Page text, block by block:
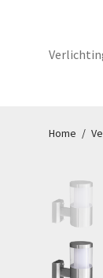
Home /